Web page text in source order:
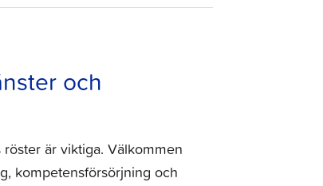
och
röster är viktiga. Välkommen
kompetensförsörjning och